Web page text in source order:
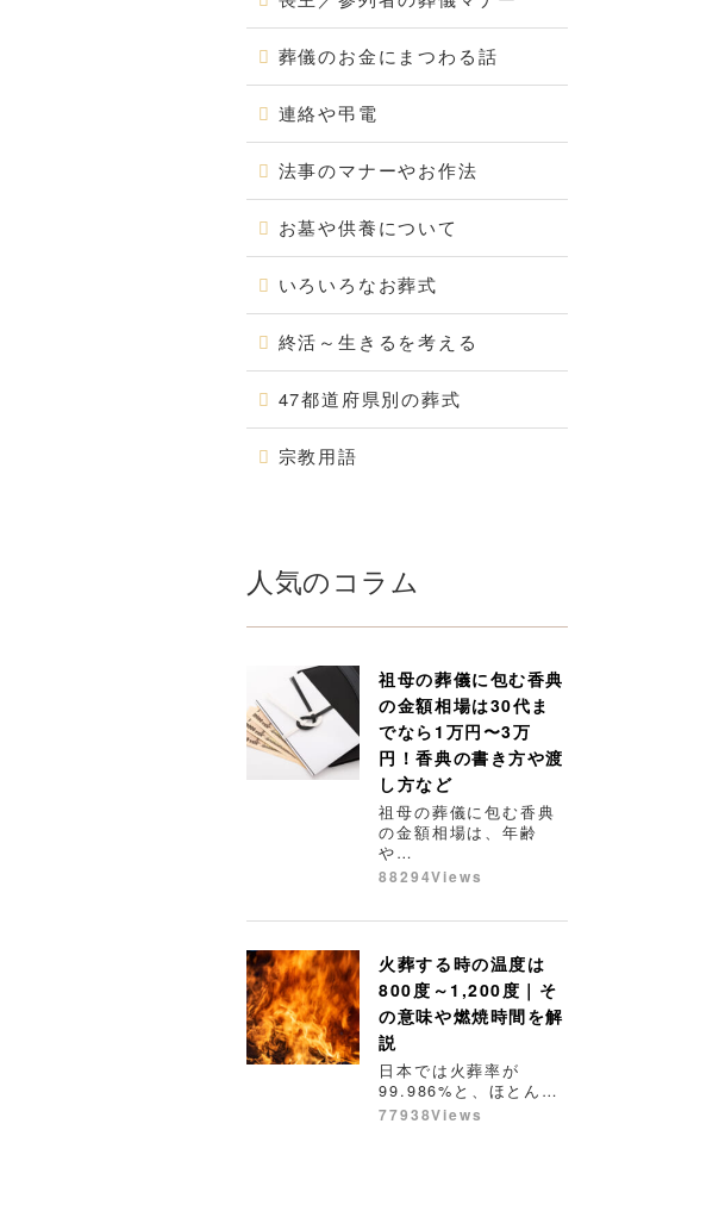
葬儀のお金にまつわる話
連絡や弔電
法事のマナーやお作法
お墓や供養について
いろいろなお葬式
終活～生きるを考える
47都道府県別の葬式
宗教用語
人気のコラム
祖母の葬儀に包む香典
の金額相場は30代ま
でなら1万円〜3万
円！香典の書き方や渡
し方など
祖母の葬儀に包む香典
の金額相場は、年齢
や…
88294Views
火葬する時の温度は
800度～1,200度｜そ
の意味や燃焼時間を解
説
日本では火葬率が
99.986%と、ほとん…
77938Views